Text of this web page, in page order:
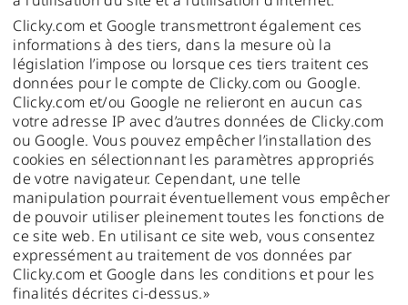
Clicky.com et Google transmettront également ces
informations à des tiers, dans la mesure où la
législation l’impose ou lorsque ces tiers traitent ces
données pour le compte de Clicky.com ou Google.
Clicky.com et/ou Google ne relieront en aucun cas
votre adresse IP avec d’autres données de Clicky.com
ou Google. Vous pouvez empêcher l’installation des
cookies en sélectionnant les paramètres appropriés
de votre navigateur. Cependant, une telle
manipulation pourrait éventuellement vous empêcher
de pouvoir utiliser pleinement toutes les fonctions de
ce site web. En utilisant ce site web, vous consentez
expressément au traitement de vos données par
Clicky.com et Google dans les conditions et pour les
finalités décrites ci-dessus.»